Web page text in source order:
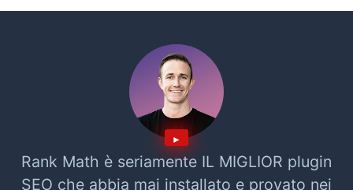
Rank Math è seriamente IL MIGLIOR plugin
SEO che abbia mai installato e provato nei